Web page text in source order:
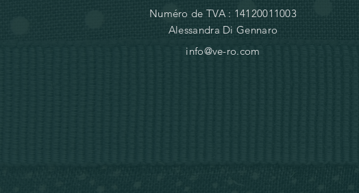
Numéro de TVA : 14120011003
Alessandra Di Gennaro
info@ve-ro.com